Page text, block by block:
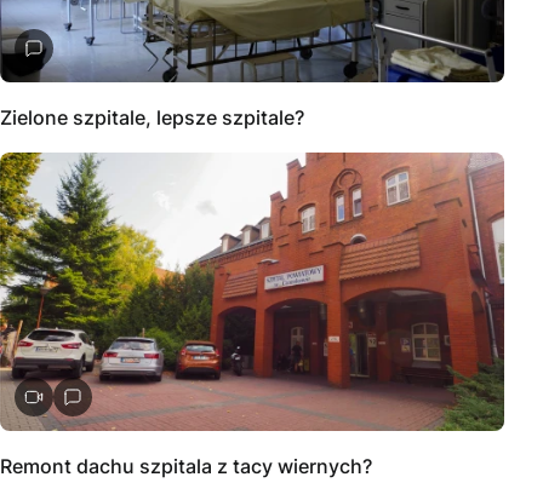
Zielone szpitale, lepsze szpitale?
Remont dachu szpitala z tacy wiernych?